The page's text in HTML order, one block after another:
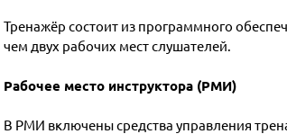
Тренажёр состоит из программного
чем двух рабочих мест слушателей.
Рабочее место инструктора (РМИ)
В РМИ включены средства управления